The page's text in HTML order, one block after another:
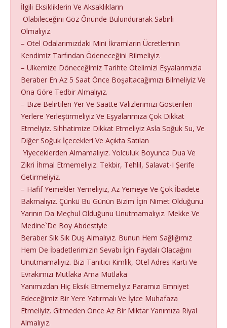
İlgili Eksikliklerin Ve Aksaklıkların
Olabileceğini Göz Önünde Bulundurarak Sabırlı
Olmalıyız.
– Otel Odalarımızdaki Mini İkramların Ücretlerinin
Kendimiz Tarfından Ödeneceğini Bilmeliyiz.
– Ülkemize Döneceğimiz Tarihte Otelimizi Eşyalarımızla
Beraber En Az 5 Saat Önce Boşaltacağımızı Bilmeliyiz Ve
Ona Göre Tedbir Almalıyız.
– Bize Belirtilen Yer Ve Saatte Valizlerimizi Gösterilen
Yerlere Yerleştirmeliyiz Ve Eşyalarımıza Çok Dikkat
Etmeliyiz. Sıhhatimize Dikkat Etmeliyiz Asla Soğuk Su, Ve
Diğer Soğuk İçecekleri Ve Açıkta Satılan
Yiyeceklerden Almamalıyız. Yolculuk Boyunca Dua Ve
Zikri İhmal Etmemeliyiz. Tekbir, Tehlil, Salavat-I Şerife
Getirmeliyiz.
– Hafif Yemekler Yemeliyiz, Az Yemeye Ve Çok İbadete
Bakmalıyız. Çünkü Bu Günün Bizim İçin Nimet Olduğunu
Yarının Da Meçhul Olduğunu Unutmamalıyız. Mekke Ve
Medine`De Boy Abdestiyle
Beraber Sık Sık Duş Almalıyız. Bunun Hem Sağlığımız
Hem De İbadetlerimizin Sevabı İçin Faydalı Olacağını
Unutmamalıyız. Bizi Tanıtıcı Kimlik, Otel Adres Kartı Ve
Evrakımızı Mutlaka Ama Mutlaka
Yanımızdan Hiç Eksik Etmemeliyiz Paramızı Emniyet
Edeceğimiz Bir Yere Yatırmalı Ve İyice Muhafaza
Etmeliyiz. Gitmeden Önce Az Bir Miktar Yanımıza Riyal
Almalıyız.